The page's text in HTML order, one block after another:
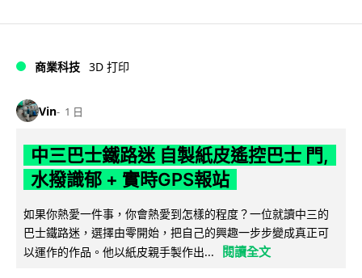
商業科技 3D 打印
Vin 1 日
中三巴士鐵路迷 自製紙皮遙控巴士 門,
水撥識郁 + 實時GPS報站
如果你熱愛一件事，你會熱愛到怎樣的程度？一位就讀中三的
巴士鐵路迷，選擇由零開始，把自己的興趣一步步變成真正可
以運作的作品。他以紙皮親手製作出...
閱讀全文